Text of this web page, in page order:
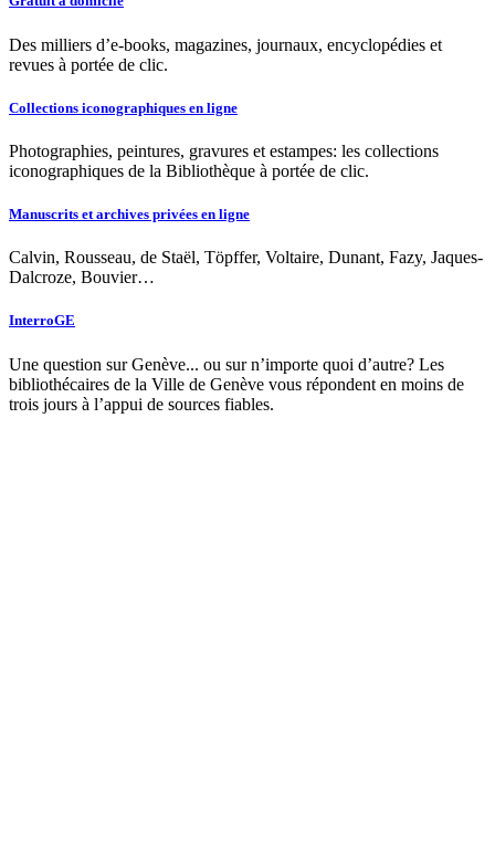
Des milliers d’e-books, magazines, journaux, encyclopédies et
revues à portée de clic.
Collections iconographiques en ligne
Photographies, peintures, gravures et estampes: les collections
iconographiques de la Bibliothèque à portée de clic.
Manuscrits et archives privées en ligne
Calvin, Rousseau, de Staël, Töpffer, Voltaire, Dunant, Fazy, Jaques-
Dalcroze, Bouvier…
InterroGE
Une question sur Genève... ou sur n’importe quoi d’autre? Les
bibliothécaires de la Ville de Genève vous répondent en moins de
trois jours à l’appui de sources fiables.